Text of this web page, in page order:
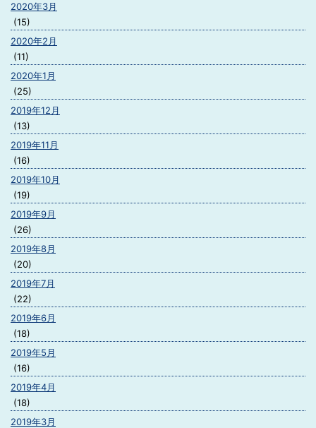
2020年3月
(15)
2020年2月
(11)
2020年1月
(25)
2019年12月
(13)
2019年11月
(16)
2019年10月
(19)
2019年9月
(26)
2019年8月
(20)
2019年7月
(22)
2019年6月
(18)
2019年5月
(16)
2019年4月
(18)
2019年3月